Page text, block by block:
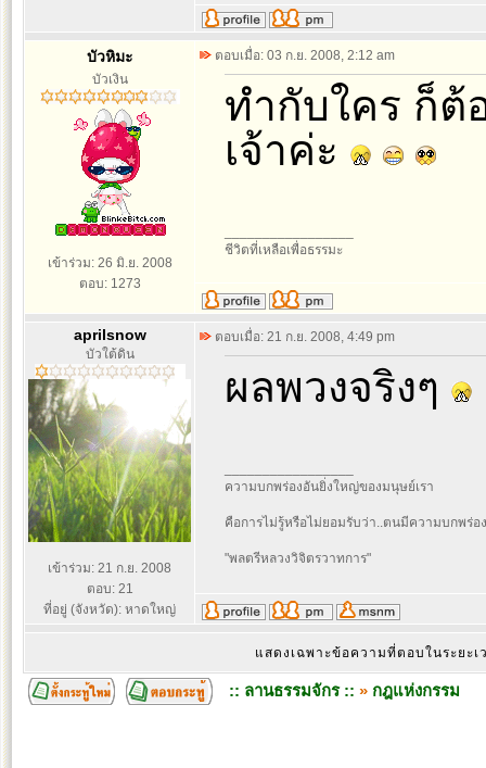
บัวหิมะ
บัวเงิน
เข้าร่วม: 26 มิ.ย. 2008
ตอบ: 1273
ตอบเมื่อ: 03 ก.ย. 2008, 2:12 am
ทำกับใคร ก็ต้
เจ้าค่ะ
ชีวิตที่เหลือเพื่อธรรมะ
aprilsnow
บัวใต้ดิน
เข้าร่วม: 21 ก.ย. 2008
ตอบ: 21
ที่อยู่ (จังหวัด): หาดใหญ่
ตอบเมื่อ: 21 ก.ย. 2008, 4:49 pm
ผลพวงจริงๆ
ความบกพร่องอันยิ่งใหญ่ของมนุษย์เรา
คือการไม่รู้หรือไม่ยอมรับว่า..ตนมีความบกพร่อ
"พลตรีหลวงวิจิตรวาทการ"
แสดงเฉพาะข้อความที่ตอบในระยะ
:: ลานธรรมจักร :: » กฎแห่งกรรม